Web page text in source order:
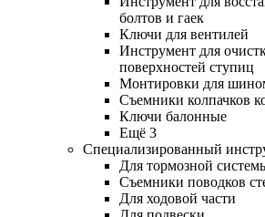
болтов и гаек
Ключи для вентилей
Инструмент для
поверхностей ступиц
Монтировки для
Съемники колпачков
Ключи балонные
Ещё 3
Специализированный
Для тормозной
Съемники поводков
Для ходовой части